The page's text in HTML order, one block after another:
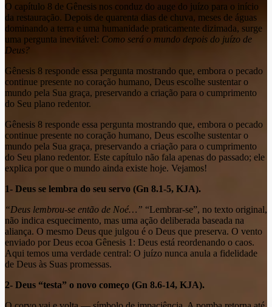
O capítulo 8 de Gênesis nos conduz do auge do juízo para o início
da restauração. Depois de quarenta dias de chuva, meses de águas
dominando a terra e uma humanidade praticamente dizimada, surge
uma pergunta inevitável: Como será o mundo depois do juízo de
Deus?
Gênesis 8 responde essa pergunta mostrando que, embora o pecado
continue presente no coração humano, Deus escolhe sustentar o
mundo pela Sua graça, preservando a criação para o cumprimento
do Seu plano redentor.
Gênesis 8 responde essa pergunta mostrando que, embora o pecado
continue presente no coração humano, Deus escolhe sustentar o
mundo pela Sua graça, preservando a criação para o cumprimento
do Seu plano redentor. Este capítulo não fala apenas do passado; ele
explica por que o mundo ainda existe hoje. Vejamos!
1- Deus se lembra do seu servo (Gn 8.1-5, KJA).
“Deus lembrou-se então de Noé…” “Lembrar-se”, no texto original,
não indica esquecimento, mas uma ação deliberada baseada na
aliança. O mesmo Deus que julgou é o Deus que preserva. O vento
enviado por Deus ecoa Gênesis 1: Deus está reordenando o caos.
Aqui temos uma verdade central: O juízo nunca anula a fidelidade
de Deus às Suas promessas.
2- Deus “testa” o novo começo (Gn 8.6-14, KJA).